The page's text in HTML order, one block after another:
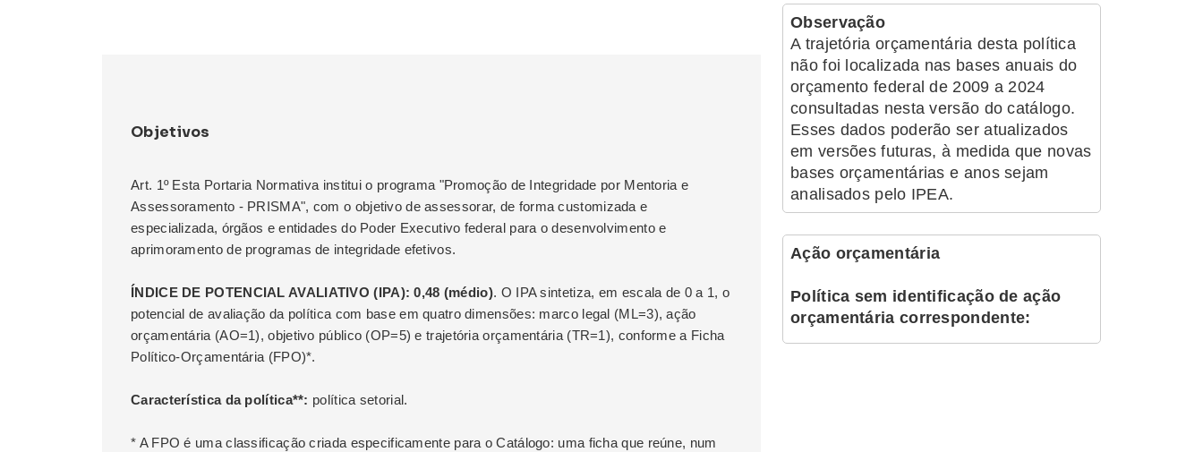
Objetivos
Art. 1º Esta Portaria Normativa institui o programa "Promoção de Integridade por Mentoria e
Assessoramento - PRISMA", com o objetivo de assessorar, de forma customizada e
especializada, órgãos e entidades do Poder Executivo federal para o desenvolvimento e
aprimoramento de programas de integridade efetivos.
ÍNDICE DE POTENCIAL AVALIATIVO (IPA): 0,48 (médio). O IPA sintetiza, em escala de 0 a 1, o
potencial de avaliação da política com base em quatro dimensões: marco legal (ML=3), ação
orçamentária (AO=1), objetivo público (OP=5) e trajetória orçamentária (TR=1), conforme a Ficha
Político-Orçamentária (FPO)*.
Característica da política**: política setorial.
* A FPO é uma classificação criada especificamente para o Catálogo: uma ficha que reúne, num
Observação
A trajetória orçamentária desta política
não foi localizada nas bases anuais do
orçamento federal de 2009 a 2024
consultadas nesta versão do catálogo.
Esses dados poderão ser atualizados
em versões futuras, à medida que novas
bases orçamentárias e anos sejam
analisados pelo IPEA.
Ação orçamentária
Política sem identificação de ação
orçamentária correspondente: